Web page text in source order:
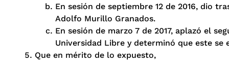
En sesión de septiembre 12 de 2016, dio
Adolfo Murillo Granados.
En sesión de marzo 7 de 2017, aplazó el
Universidad Libre y determinó que este se
Que en mérito de lo expuesto,